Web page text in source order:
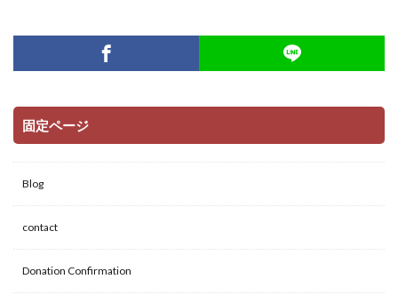
e
b
o
k
itt
er
ai
l
e
se
n
固定ページ
Blog
contact
Donation Confirmation